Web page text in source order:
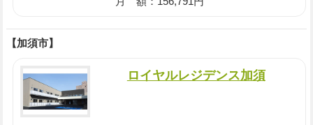
【加須市】
ロイヤルレジデンス加須